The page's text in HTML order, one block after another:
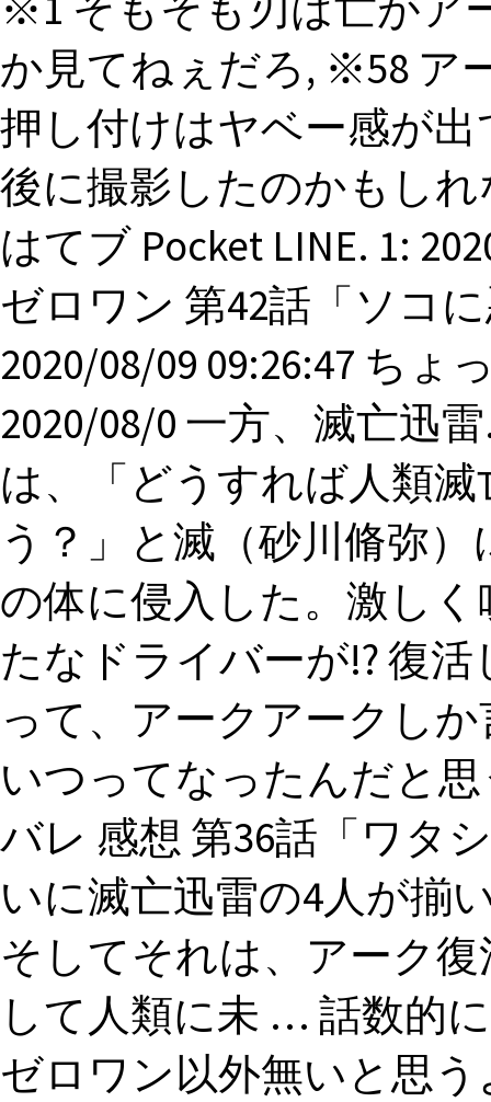
か見てねぇだろ, ※58 ア
押し付けはヤベー感が
後に撮影したのかもしれ
はてブ Pocket LINE. 1:
ゼロワン 第42話「ソコ
2020/08/09 09:26:47 ち
2020/08/0 一方、滅亡迅
は、「どうすれば人類
う？」と滅（砂川脩弥
の体に侵入した。激し
たなドライバーが!? 復
って、アークアークし
いつってなったんだと
バレ 感想 第36話「ワタ
いに滅亡迅雷の4人が揃
そしてそれは、アーク
して人類に未 … 話数的
ゼロワン以外無いと思